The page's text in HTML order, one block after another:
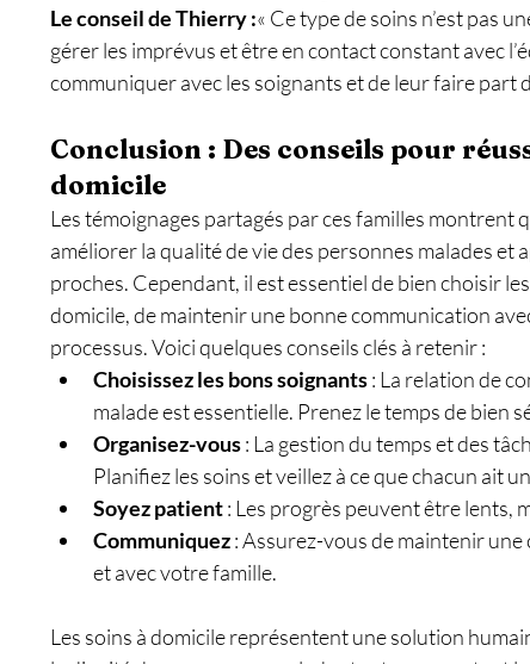
Le conseil de Thierry :« Ce type de soins n’est pas
gérer les imprévus et être en contact constant avec
communiquer avec les soignants et de leur faire part
Conclusion : Des conseils pour
domicile
Les témoignages partagés par ces familles montrent
améliorer la qualité de vie des personnes malades
proches. Cependant, il est essentiel de bien choisir
domicile, de maintenir une bonne communication
processus. Voici quelques conseils clés à retenir :
Choisissez les bons soignants : La relation de
malade est essentielle. Prenez le temps de bien
Organisez-vous : La gestion du temps et des
Planifiez les soins et veillez à ce que chacun ait
Soyez patient : Les progrès peuvent être lents,
Communiquez : Assurez-vous de maintenir une
et avec votre famille.
Les soins à domicile représentent une solution